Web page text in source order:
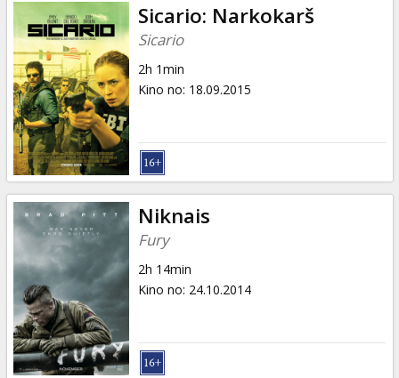
Sicario: Narkokarš
Sicario
2h 1min
Kino no: 18.09.2015
Niknais
Fury
2h 14min
Kino no: 24.10.2014